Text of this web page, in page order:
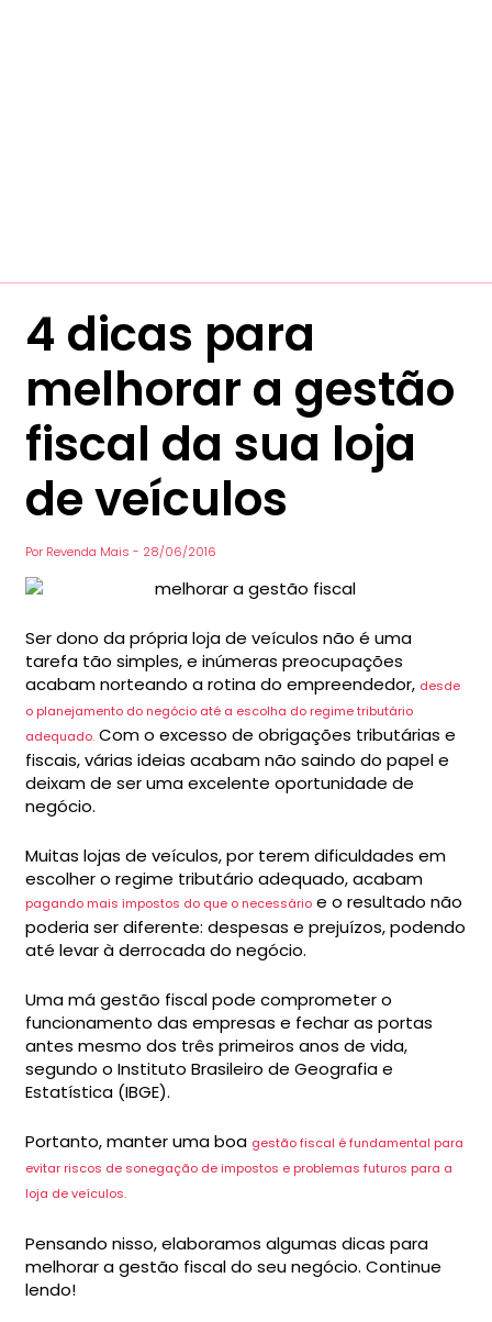
4 dicas para
melhorar a gestão
fiscal da sua loja
de veículos
Por Revenda Mais- 28/06/2016
Ser dono da própria loja de veículos não é uma
tarefa tão simples, e inúmeras preocupações
acabam norteando a rotina do empreendedor, desde
o planejamento do negócio até a escolha do regime tributário
adequado. Com o excesso de obrigações tributárias e
fiscais, várias ideias acabam não saindo do papel e
deixam de ser uma excelente oportunidade de
negócio.
Muitas lojas de veículos, por terem dificuldades em
escolher o regime tributário adequado, acabam
pagando mais impostos do que o necessário e o resultado não
poderia ser diferente: despesas e prejuízos, podendo
até levar à derrocada do negócio.
Uma má gestão fiscal pode comprometer o
funcionamento das empresas e fechar as portas
antes mesmo dos três primeiros anos de vida,
segundo o Instituto Brasileiro de Geografia e
Estatística (IBGE).
Portanto, manter uma boa gestão fiscal é fundamental para
evitar riscos de sonegação de impostos e problemas futuros para a
loja de veículos.
Pensando nisso, elaboramos algumas dicas para
melhorar a gestão fiscal do seu negócio. Continue
lendo!